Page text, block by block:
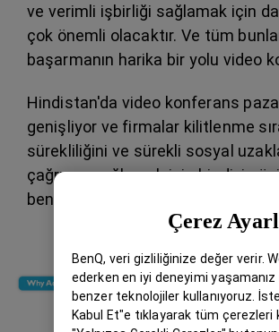
Çerez
BenQ, veri gizliliğinize değer verir.
ederken en iyi deneyimi
benzer teknolojiler kullanıyoruz.
Kabul Et"e tıklayarak tüm çerezleri
ve verimli işbirliği sağlamak için
çok önemli olacaktır. Ve tüm
başarmanın harika bir yolu video
Hindistan'da video konferans
genişliyor ve firmalar kilitlenme
sürekliliğini ve sürekli sosyal
çağrısını sağlamak için bir dizi
benimsiyor.